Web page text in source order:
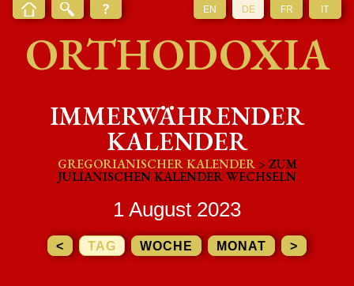
EN DE FR IT
ORTHODOXIA
IMMERWÄHRENDER
KALENDER
GREGORIANISCHER KALENDER > ZUM
JULIANISCHEN KALENDER WECHSELN
1 August 2023
< TAG WOCHE MONAT >